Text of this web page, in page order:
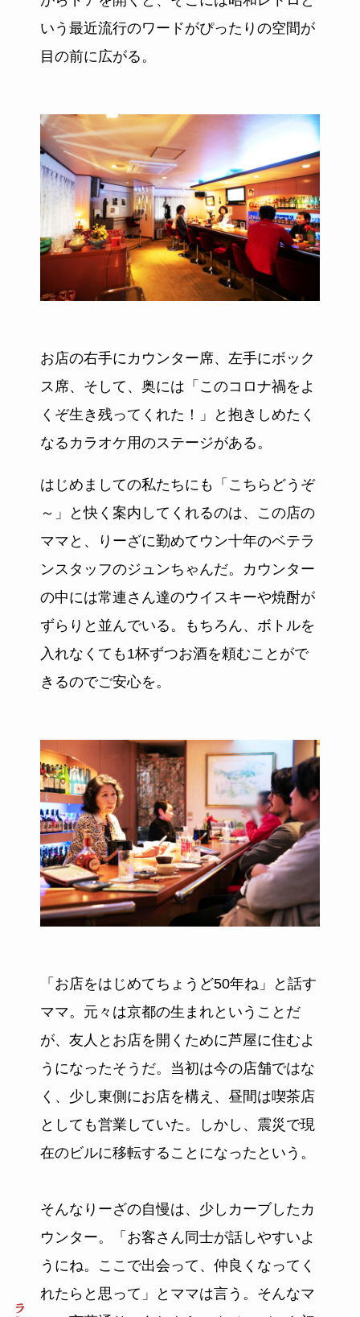
いう最近流行のワードがぴったりの空間が
目の前に広がる。
お店の右手にカウンター席、左手にボック
ス席、そして、奥には「このコロナ禍をよ
くぞ生き残ってくれた！」と抱きしめたく
なるカラオケ用のステージがある。
はじめましての私たちにも「こちらどうぞ
～」と快く案内してくれるのは、この店の
ママと、りーざに勤めてウン十年のベテラ
ンスタッフのジュンちゃんだ。カウンター
の中には常連さん達のウイスキーや焼酎が
ずらりと並んでいる。もちろん、ボトルを
入れなくても1杯ずつお酒を頼むことがで
きるのでご安心を。
「お店をはじめてちょうど50年ね」と話す
ママ。元々は京都の生まれということだ
が、友人とお店を開くために芦屋に住むよ
うになったそうだ。当初は今の店舗ではな
く、少し東側にお店を構え、昼間は喫茶店
としても営業していた。しかし、震災で現
在のビルに移転することになったという。
そんなりーざの自慢は、少しカーブしたカ
ウンター。「お客さん同士が話しやすいよ
うにね。ここで出会って、仲良くなってく
れたらと思って」とママは言う。そんなマ